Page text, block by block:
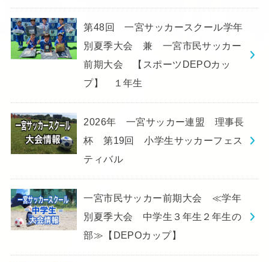
第48回 一宮サッカースクール学年
別夏季大会 兼 一宮市民サッカー
前期大会 【スポーツDEPOカッ
プ】 １年生
2026年 一宮サッカー連盟 理事長
杯 第19回 小学生サッカーフェス
ティバル
一宮市民サッカー前期大会 ≪学年
別夏季大会 中学生３年生２年生の
部≫【DEPOカップ】